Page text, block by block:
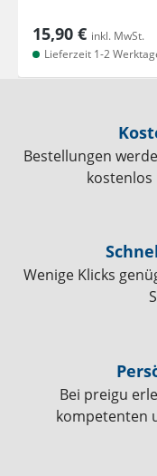
15,90 € inkl. MwSt.
Lieferzeit 1-2
Bestellungen
kostenlos
Wenige Klicks
Bei preigu
kompetenten